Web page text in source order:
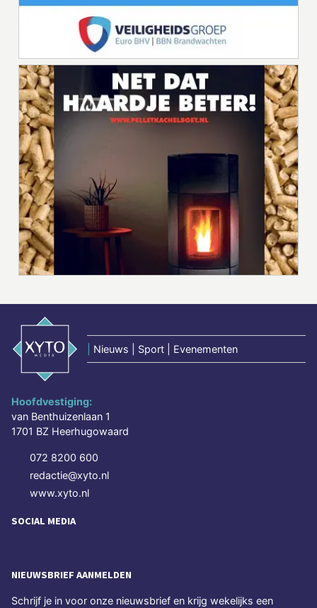
Nieuws | Sport | Evenementen
Hoofdvestiging:
van Benthuizenlaan 1
1701 BZ Heerhugowaard
072 8200 600
redactie@xyto.nl
www.xyto.nl
SOCIAL MEDIA
NIEUWSBRIEF AANMELDEN
Schrijf je in voor onze nieuwsbrief en krijg wekelijks een